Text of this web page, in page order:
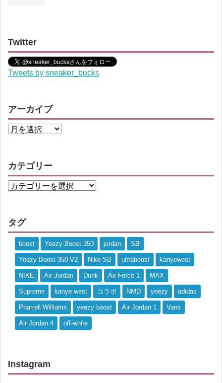
Twitter
Tweets by sneaker_bucks
アーカイブ
カテゴリー
タグ
boost Yeezy Boost 350 jordan SB
Yeezy Boost 350 V2 Nike SB ultraboost kanyewest
NIKE Air Jordan Dunk Air Force 1 MAX
Supreme kanye west コラボ NMD yeezy adidas
Pharrell Williams yeezy boost Air Jordan 1 Vans
Air Jordan 4 off-white
Instagram